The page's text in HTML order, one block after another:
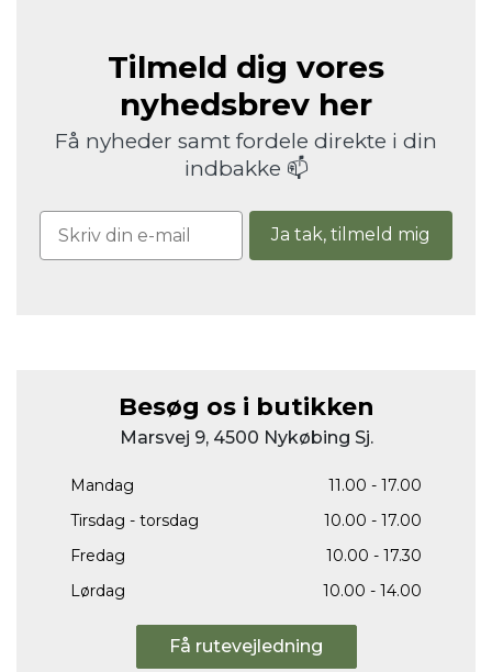
Tilmeld dig vores
nyhedsbrev her
Få nyheder samt fordele direkte i din
indbakke 📫
Ja tak, tilmeld mig
Besøg os i butikken
Marsvej 9, 4500 Nykøbing Sj.
Mandag
11.00 - 17.00
Tirsdag - torsdag
10.00 - 17.00
Fredag
10.00 - 17.30
Lørdag
10.00 - 14.00
Få rutevejledning